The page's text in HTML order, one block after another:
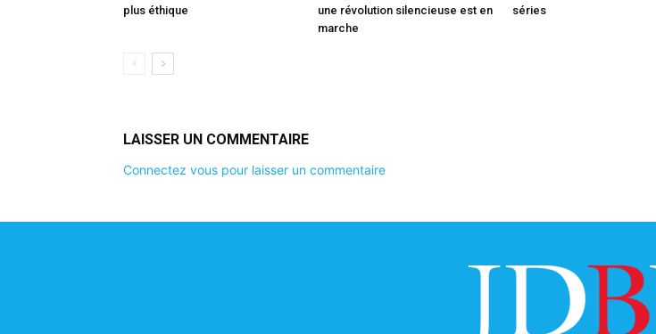
plus éthique
une révolution silencieuse est en
marche
séries
LAISSER UN COMMENTAIRE
Connectez vous pour laisser un commentaire